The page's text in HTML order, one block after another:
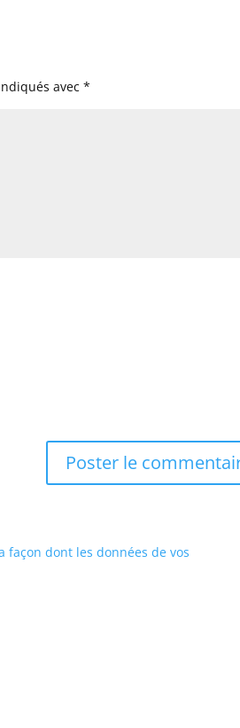
avec*
façon dont les données de vos